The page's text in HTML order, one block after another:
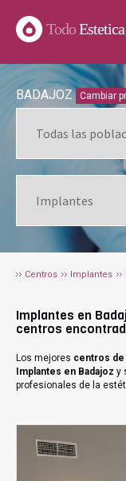
TodoEstetica
BADAJOZ Cambiar
Centros Implantes
Implantes en
centros
Los mejores centros de
Implantes en Badajoz y
profesionales de la